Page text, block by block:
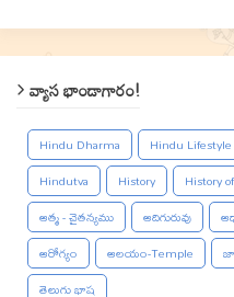
వ్యాస భాండాగారం!
Hindu Dharma Hindu Lifestyle
Hindutva
History History
ఆత్మ - చైతన్యము
ఆదిగురువు
ఆరోగ్యం
ఆలయం-Temple
తెలుగు భాష